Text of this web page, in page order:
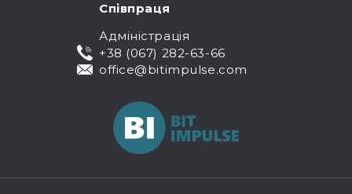
Співпраця
Адміністрація
+38 (067) 282-63-66
office@bitimpulse.com